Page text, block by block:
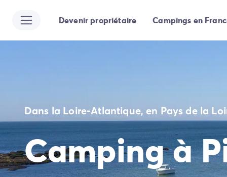
Toutes nos destinations
Camping Aquitaine
Camping Dordogne
Camping Gironde
Camping Arcachon
Camping Bordeaux
Camping Les Landes
Devenir propriétaire Campings en
Dans la Loire-Atlantique, en Pays de la
Camping à